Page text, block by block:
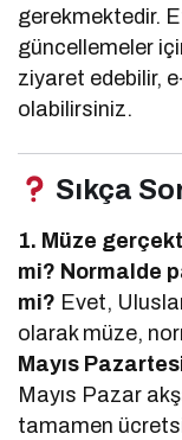
gerekmektedir.
güncellemeler
ziyaret edebilir,
olabilirsiniz.
Sıkça
1. Müze
mi? Normalde
mi? Evet,
olarak müze,
Mayıs
Mayıs Pazar
tamamen